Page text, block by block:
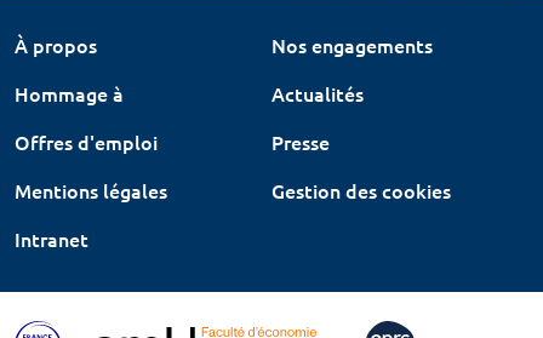
À propos
Nos engagements
Hommage à
Actualités
Offres d'emploi
Presse
Mentions légales
Gestion des cookies
Intranet